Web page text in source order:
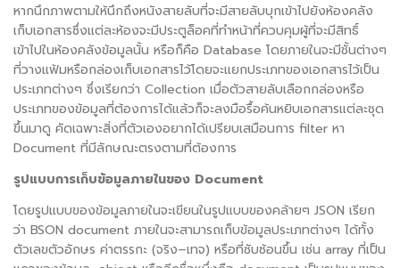
หากนึกภาพตามให้นึกถึงหนังสายลับที่จะมีสายลับบุกเข้าไปยังห้องคลัง
เก็บเอกสารซึ่งแต่ละห้องจะมีประตูล็อคที่ทำหน้าที่ควบคุมผู้ที่จะมีสิทธิ์
เข้าไปในห้องคลังข้อมูลนั้น หรือก็คือ Database โดยภายในจะมีชั้นต่างๆ
ที่วางแฟ้มหรือกล่องเก็บเอกสารไว้โดยจะแยกประเภทของเอกสารไว้เป็น
ประเภทต่างๆ ซึ่งเรียกว่า Collection เมื่อตัวสายลับเลือกกล่องหรือ
ประเภทของข้อมูลที่ต้องการได้แล้วก็จะลงมือรื้อค้นหยิบเอกสารแต่ละชุด
ขึ้นมาดู คัดเฉพาะสิ่งที่ตัวเองอยากได้เปรียบเสมือนการ filter หา
Document ที่มีลักษณะตรงตามที่ต้องการ
รูปแบบการเก็บข้อมูลภายในของ Document
โดยรูปแบบของข้อมูลภายในจะเขียนในรูปแบบของคล้ายๆ JSON เรียก
ว่า BSON document ภายในจะสามารถเก็บข้อมูลประเภทต่างๆ ได้ทั้ง
ตัวเลขตัวอักษร ค่าตรรกะ (จริง–เทจ) หรือที่ซับซ้อนขึ้น เช่น array ที่เป็น